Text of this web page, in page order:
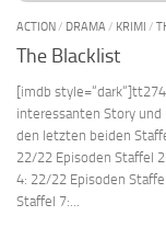
ACTION/ DRAMA / KRIMI /
The Blacklist
[imdb
interessanten Story und
den letzten beiden
22/22 Episoden Staffel
4: 22/22 Episoden
Staffel 7:...